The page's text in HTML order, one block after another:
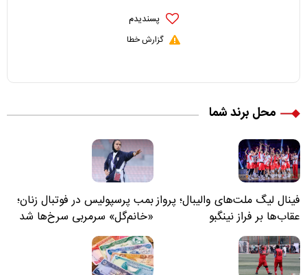
پسندیدم
گزارش خطا
محل برند شما
فینال لیگ ملت‌های والیبال؛ پرواز
عقاب‌ها بر فراز نینگبو
بمب پرسپولیس در فوتبال زنان؛
«خانم‌گل» سرمربی سرخ‌ها شد